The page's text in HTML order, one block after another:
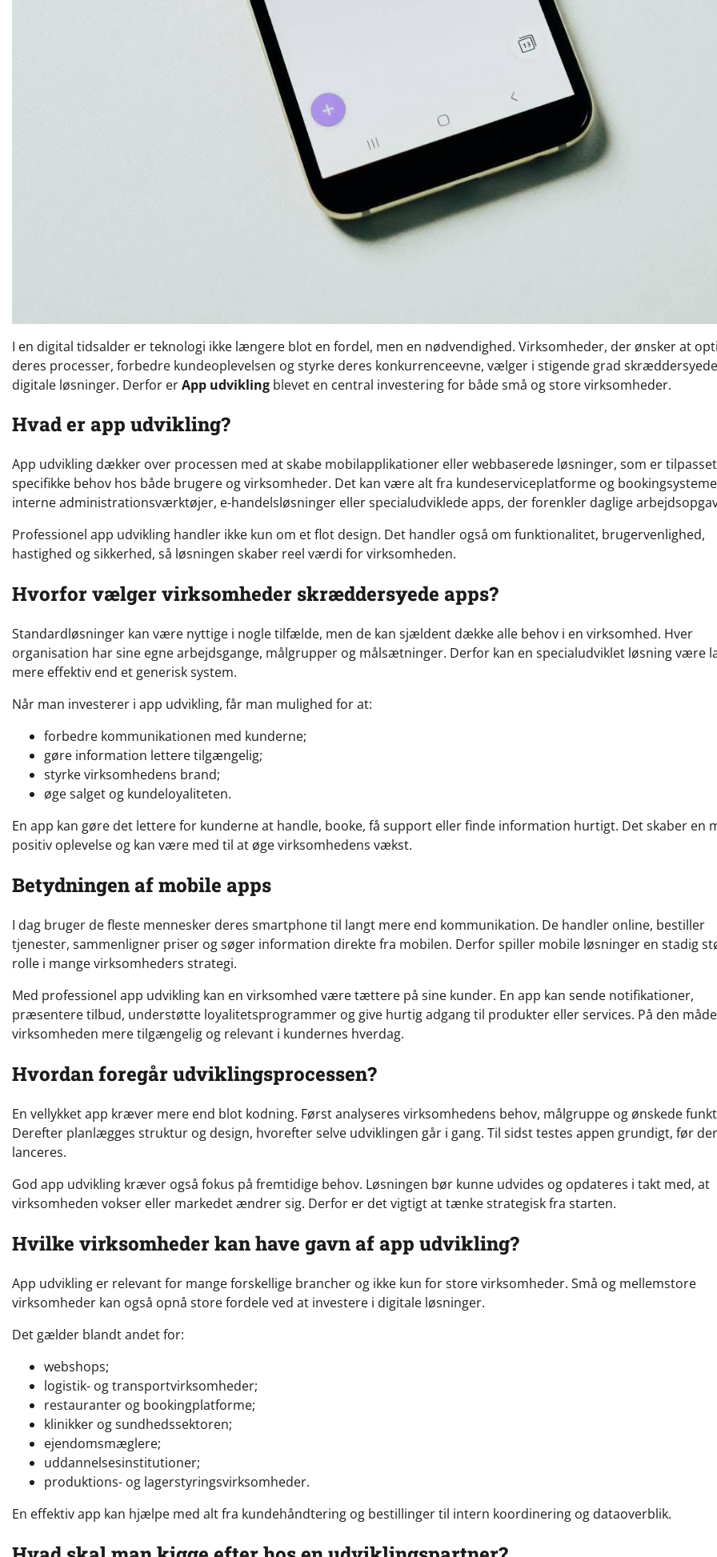
I en digital tidsalder er teknologi ikke længere blot en fordel, men en nødvendighed. Virksomheder, der ønsker at
deres processer, forbedre kundeoplevelsen og styrke deres konkurrenceevne, vælger i stigende grad skræddersyede
digitale løsninger. Derfor erApp udvikling blevet en central investering for både små og store virksomheder.
Hvad er app udvikling?
App udvikling dækker over processen med at skabe mobilapplikationer eller webbaserede løsninger, som er tilpasset
specifikke behov hos både brugere og virksomheder. Det kan være alt fra kundeserviceplatforme og
interne administrationsværktøjer, e-handelsløsninger eller specialudviklede apps, der forenkler daglige
Professionel app udvikling handler ikke kun om et flot design. Det handler også om funktionalitet, brugervenlighed,
hastighed og sikkerhed, så løsningen skaber reel værdi for virksomheden.
Hvorfor vælger virksomheder skræddersyede apps?
Standardløsninger kan være nyttige i nogle tilfælde, men de kan sjældent dække alle behov i en virksomhed. Hver
organisation har sine egne arbejdsgange, målgrupper og målsætninger. Derfor kan en specialudviklet løsning være
mere effektiv end et generisk system.
Når man investerer i app udvikling, får man mulighed for at:
forbedre kommunikationen med kunderne;
gøre information lettere tilgængelig;
styrke virksomhedens brand;
øge salget og kundeloyaliteten.
En app kan gøre det lettere for kunderne at handle, booke, få support eller finde information hurtigt. Det skaber en
positiv oplevelse og kan være med til at øge virksomhedens vækst.
Betydningen af mobile apps
I dag bruger de fleste mennesker deres smartphone til langt mere end kommunikation. De handler online, bestiller
tjenester, sammenligner priser og søger information direkte fra mobilen. Derfor spiller mobile løsninger en stadig
rolle i mange virksomheders strategi.
Med professionel app udvikling kan en virksomhed være tættere på sine kunder. En app kan sende notifikationer,
præsentere tilbud, understøtte loyalitetsprogrammer og give hurtig adgang til produkter eller services. På den
virksomheden mere tilgængelig og relevant i kundernes hverdag.
Hvordan foregår udviklingsprocessen?
En vellykket app kræver mere end blot kodning. Først analyseres virksomhedens behov, målgruppe og ønskede
Derefter planlægges struktur og design, hvorefter selve udviklingen går i gang. Til sidst testes appen grundigt, før
lanceres.
God app udvikling kræver også fokus på fremtidige behov. Løsningen bør kunne udvides og opdateres i takt med, at
virksomheden vokser eller markedet ændrer sig. Derfor er det vigtigt at tænke strategisk fra starten.
Hvilke virksomheder kan have gavn af app udvikling?
App udvikling er relevant for mange forskellige brancher og ikke kun for store virksomheder. Små og mellemstore
virksomheder kan også opnå store fordele ved at investere i digitale løsninger.
Det gælder blandt andet for:
webshops;
logistik- og transportvirksomheder;
restauranter og bookingplatforme;
klinikker og sundhedssektoren;
ejendomsmæglere;
uddannelsesinstitutioner;
produktions- og lagerstyringsvirksomheder.
En effektiv app kan hjælpe med alt fra kundehåndtering og bestillinger til intern koordinering og dataoverblik.